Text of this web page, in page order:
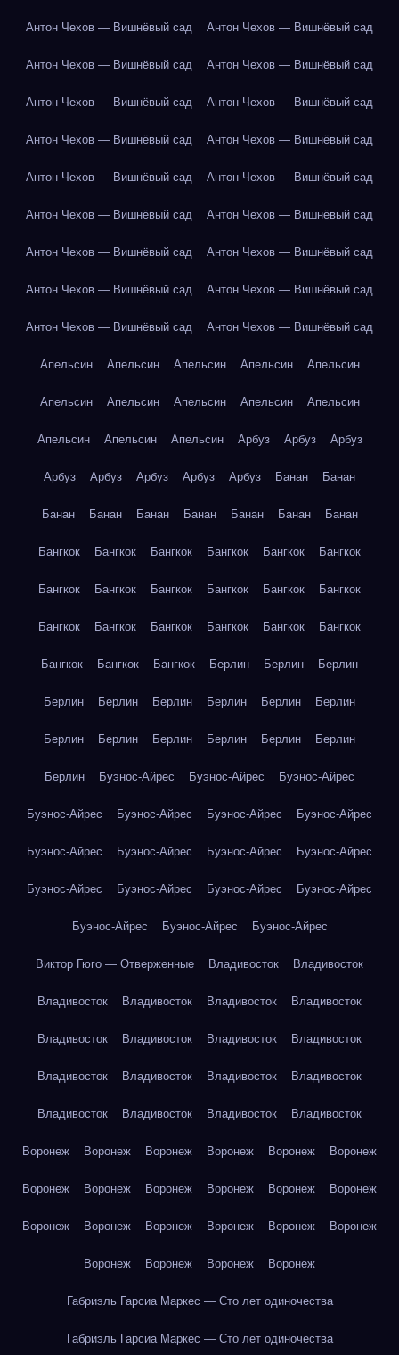
Антон Чехов — Вишнёвый сад Антон Чехов — Вишнёвый сад
Антон Чехов — Вишнёвый сад Антон Чехов — Вишнёвый сад
Антон Чехов — Вишнёвый сад Антон Чехов — Вишнёвый сад
Антон Чехов — Вишнёвый сад Антон Чехов — Вишнёвый сад
Антон Чехов — Вишнёвый сад Антон Чехов — Вишнёвый сад
Антон Чехов — Вишнёвый сад Антон Чехов — Вишнёвый сад
Антон Чехов — Вишнёвый сад Антон Чехов — Вишнёвый сад
Антон Чехов — Вишнёвый сад Антон Чехов — Вишнёвый сад
Антон Чехов — Вишнёвый сад Антон Чехов — Вишнёвый сад
Апельсин Апельсин Апельсин Апельсин Апельсин
Апельсин Апельсин Апельсин Апельсин Апельсин
Апельсин Апельсин Апельсин Арбуз Арбуз Арбуз
Арбуз Арбуз Арбуз Арбуз Арбуз Банан Банан
Банан Банан Банан Банан Банан Банан Банан
Бангкок Бангкок Бангкок Бангкок Бангкок Бангкок
Бангкок Бангкок Бангкок Бангкок Бангкок Бангкок
Бангкок Бангкок Бангкок Бангкок Бангкок Бангкок
Бангкок Бангкок Бангкок Берлин Берлин Берлин
Берлин Берлин Берлин Берлин Берлин Берлин
Берлин Берлин Берлин Берлин Берлин Берлин
Берлин Буэнос-Айрес Буэнос-Айрес Буэнос-Айрес
Буэнос-Айрес Буэнос-Айрес Буэнос-Айрес Буэнос-Айрес
Буэнос-Айрес Буэнос-Айрес Буэнос-Айрес Буэнос-Айрес
Буэнос-Айрес Буэнос-Айрес Буэнос-Айрес Буэнос-Айрес
Буэнос-Айрес Буэнос-Айрес Буэнос-Айрес
Виктор Гюго — Отверженные Владивосток Владивосток
Владивосток Владивосток Владивосток Владивосток
Владивосток Владивосток Владивосток Владивосток
Владивосток Владивосток Владивосток Владивосток
Владивосток Владивосток Владивосток Владивосток
Воронеж Воронеж Воронеж Воронеж Воронеж Воронеж
Воронеж Воронеж Воронеж Воронеж Воронеж Воронеж
Воронеж Воронеж Воронеж Воронеж Воронеж Воронеж
Воронеж Воронеж Воронеж Воронеж
Габриэль Гарсиа Маркес — Сто лет одиночества
Габриэль Гарсиа Маркес — Сто лет одиночества